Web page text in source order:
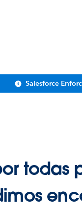
Salesforce
todas